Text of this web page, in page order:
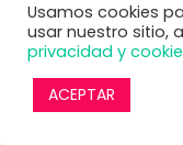
Qué es:La
Gillespie y
Ambiente:
Usamos cookies
usar nuestro sitio,
privacidad y
ACEPTAR